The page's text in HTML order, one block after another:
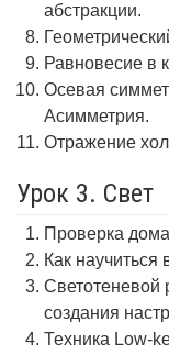
абстракции.
Равновесие в
Осевая
Асимметрия.
Отражение
Урок 3. Свет
Проверка
Как научиться
Светотеневой
создания
Техника Low-